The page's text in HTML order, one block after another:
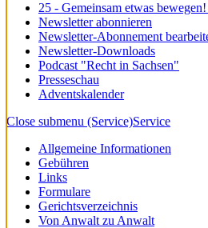
25 - Gemeinsam etwas
Newsletter abonnieren
Newsletter-Abonnement
Newsletter-Downloads
Podcast "Recht in Sachsen"
Presseschau
Adventskalender
Close submenu (Service)Service
Allgemeine Informationen
Gebühren
Links
Formulare
Gerichtsverzeichnis
Von Anwalt zu Anwalt